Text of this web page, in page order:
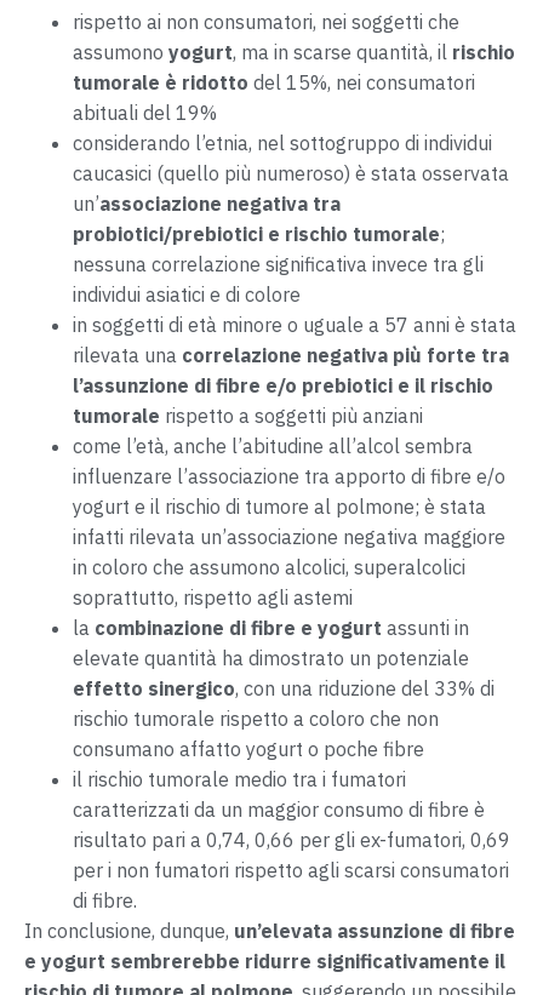
rispetto ai non consumatori, nei soggetti che
assumono yogurt, ma in scarse quantità, il rischio
tumorale è ridotto del 15%, nei consumatori
abituali del 19%
considerando l’etnia, nel sottogruppo di individui
caucasici (quello più numeroso) è stata osservata
un’associazione negativa tra
probiotici/prebiotici e rischio tumorale;
nessuna correlazione significativa invece tra gli
individui asiatici e di colore
in soggetti di età minore o uguale a 57 anni è stata
rilevata una correlazione negativa più forte tra
l’assunzione di fibre e/o prebiotici e il rischio
tumorale rispetto a soggetti più anziani
come l’età, anche l’abitudine all’alcol sembra
influenzare l’associazione tra apporto di fibre e/o
yogurt e il rischio di tumore al polmone; è stata
infatti rilevata un’associazione negativa maggiore
in coloro che assumono alcolici, superalcolici
soprattutto, rispetto agli astemi
la combinazione di fibre e yogurt assunti in
elevate quantità ha dimostrato un potenziale
effetto sinergico, con una riduzione del 33% di
rischio tumorale rispetto a coloro che non
consumano affatto yogurt o poche fibre
il rischio tumorale medio tra i fumatori
caratterizzati da un maggior consumo di fibre è
risultato pari a 0,74, 0,66 per gli ex-fumatori, 0,69
per i non fumatori rispetto agli scarsi consumatori
di fibre.
In conclusione, dunque, un’elevata assunzione di fibre
e yogurt sembrerebbe ridurre significativamente il